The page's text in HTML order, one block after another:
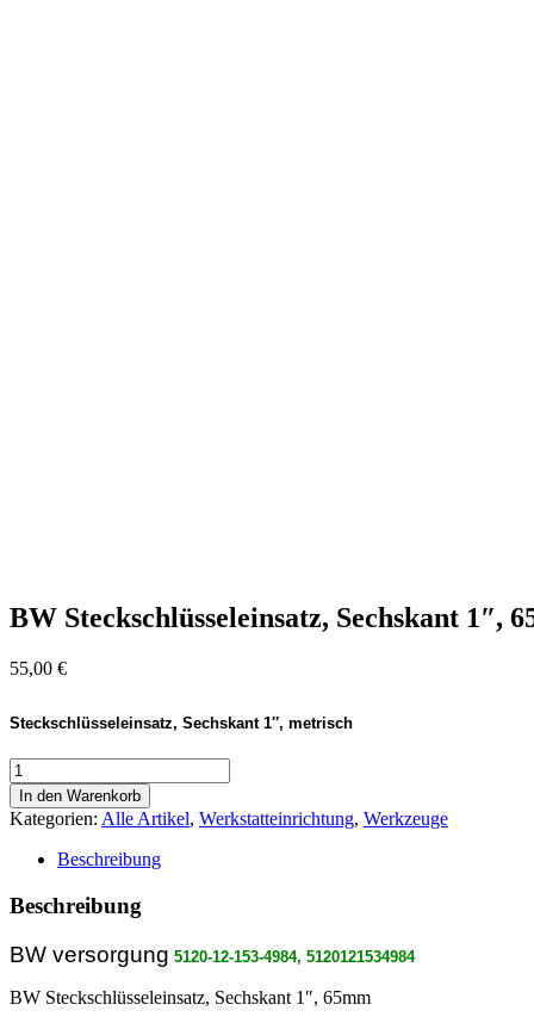
BW Steckschlüsseleinsatz, Sechskant 1″,
55,00 €
Steckschlüsseleinsatz, Sechskant 1″, metrisch
BW
Steckschlüsseleinsatz,
Sechskant
1",
65mm
Menge
In den Warenkorb
Kategorien: Alle Artikel, Werkstatteinrichtung, Werkzeuge
Beschreibung
Beschreibung
BW versorgung 5120-12-153-4984, 5120121534984
BW Steckschlüsseleinsatz, Sechskant 1″, 65mm